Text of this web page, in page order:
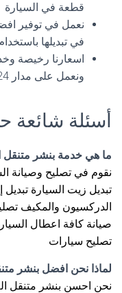
قطعة في السيارة
نعمل في توفير
في تبديلها
اسعارنا رخيصة
ونعمل على مدار 24 ساعة وطيلة الأسبوع.
أسئلة شائعة
ما هي خدمة بنشر متنقل
نقوم في تصليح وصيانة
تبديل زيت السيارة تبديل
الدركسيون والمكيف
صيانة كافة اعطال
تصليح سيارات
لماذا نحن افضل بنشر
نحن احسن بنشر متنقل